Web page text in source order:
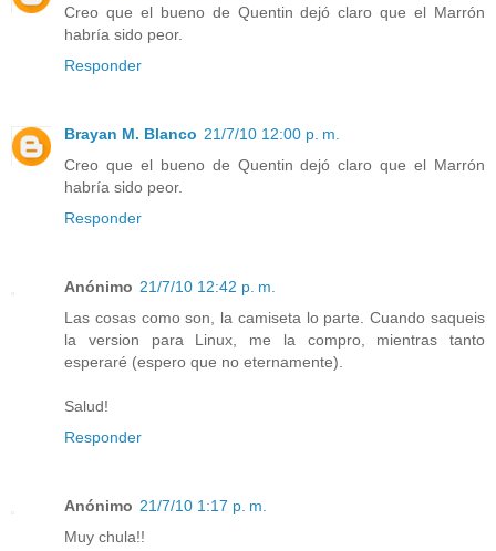
Creo que el bueno de Quentin dejó claro que el Marrón
habría sido peor.
Responder
Brayan M. Blanco 21/7/10 12:00 p. m.
Creo que el bueno de Quentin dejó claro que el Marrón
habría sido peor.
Responder
Anónimo 21/7/10 12:42 p. m.
Las cosas como son, la camiseta lo parte. Cuando saqueis
la version para Linux, me la compro, mientras tanto
esperaré (espero que no eternamente).
Salud!
Responder
Anónimo 21/7/10 1:17 p. m.
Muy chula!!